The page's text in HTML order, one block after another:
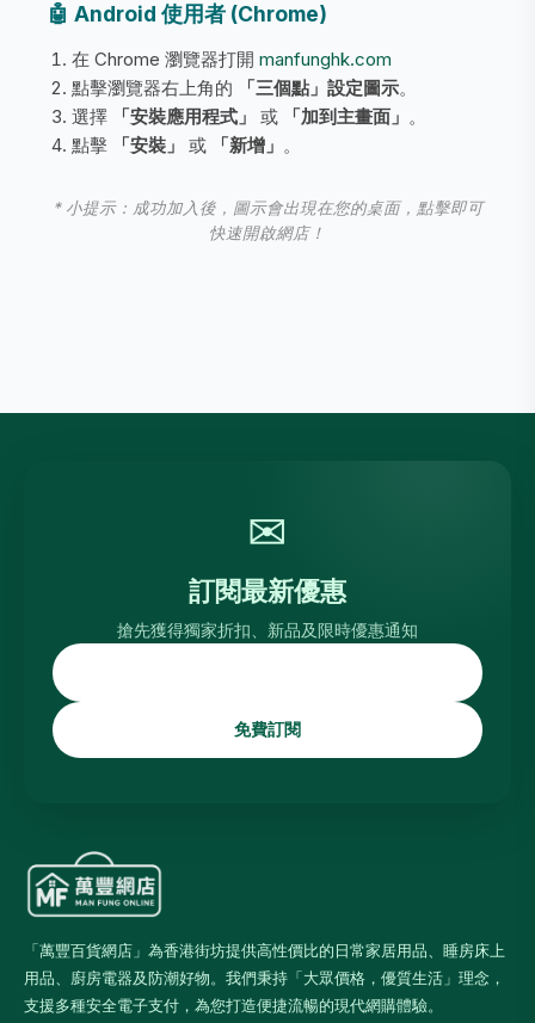
🤖 Android 使用者 (Chrome)
在 Chrome 瀏覽器打開 manfunghk.com
點擊瀏覽器右上角的
「三個點」設定圖示。
選擇
「安裝應用程式」 或 「加到主畫面」 。
點擊
「安裝」 或 「新增」 。
* 小提示：成功加入後，圖示會出現在您的桌面，點擊即可
快速開啟網店！
✉
訂閱最新優惠
搶先獲得獨家折扣、新品及限時優惠通知
免費訂閱
「萬豐百貨網店」為香港街坊提供高性價比的日常家居用品、睡房床上
用品、廚房電器及防潮好物。我們秉持「大眾價格，優質生活」理念，
支援多種安全電子支付，為您打造便捷流暢的現代網購體驗。